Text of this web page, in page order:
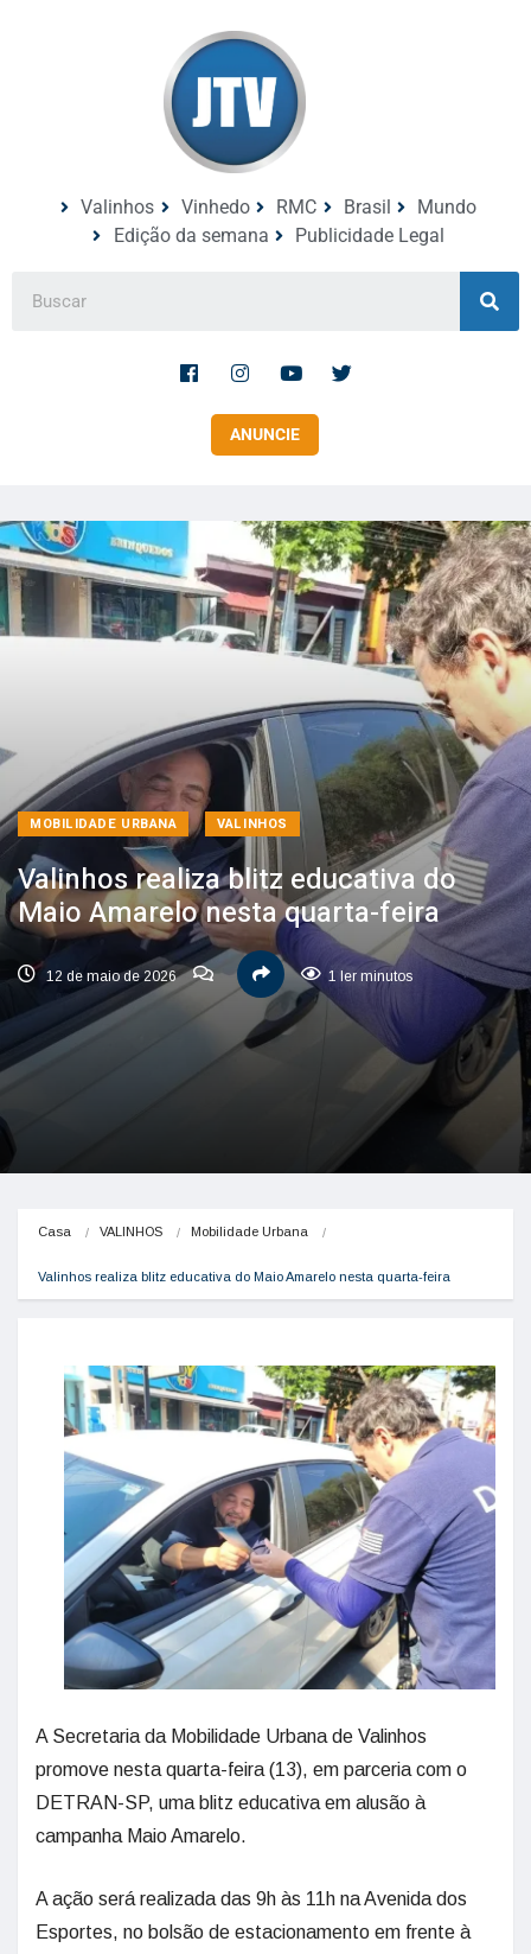
Valinhos Vinhedo RMC Brasil
Mundo
Edição da semana
Publicidade Legal
ANUNCIE
MOBILIDADE URBANA VALINHOS
Valinhos realiza blitz educativa do
Maio Amarelo nesta quarta-feira
12 de maio de 2026 1 ler minutos
Casa VALINHOS Mobilidade Urbana
Valinhos realiza blitz educativa do Maio Amarelo nesta quarta-feira
A Secretaria da Mobilidade Urbana de Valinhos
promove nesta quarta-feira (13), em parceria com o
DETRAN-SP, uma blitz educativa em alusão à
campanha Maio Amarelo.
A ação será realizada das 9h às 11h na Avenida dos
Esportes, no bolsão de estacionamento em frente à